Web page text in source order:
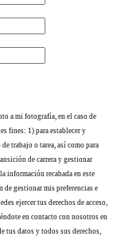
a mi fotografía, en el caso de
fines: 1) para establecer y
trabajo o tarea, así como para
de carrera y gestionar
información recabada en este
gestionar mis preferencias e
ejercer tus derechos de acceso,
en contacto con nosotros en
tus datos y todos sus derechos,